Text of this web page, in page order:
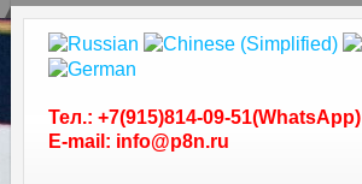
Тел.: +7(915)814-09-51(WhatsApp)
E-mail: info@p8n.ru